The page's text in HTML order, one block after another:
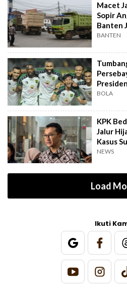
Macet
Sopir
Banten
Hari Lagi
BANTEN
BOLA
KPK
Jalur
Kasus
NEWS
Load
Ikuti